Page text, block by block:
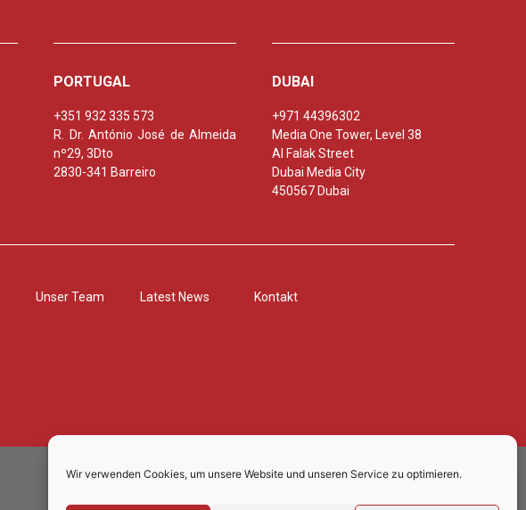
Wir verwenden Cookies, um unsere Website und unseren Service zu optimieren.
PORTUGAL
+351 932 335 573
R. Dr. António José de Almeida
nº29, 3Dto
2830-341 Barreiro
DUBAI
+971 44396302
Media One Tower, Level 38
Al Falak Street
Dubai Media City
450567 Dubai
Unser Team Latest News Kontakt